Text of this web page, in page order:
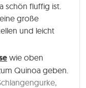
schön fluffig ist.
große
und leicht
wie oben
Quinoa geben.